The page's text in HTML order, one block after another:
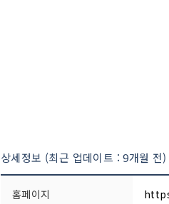
상세정보 (최근 업데이트 : 9개월 전)
홈페이지